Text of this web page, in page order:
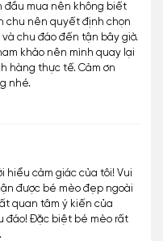
đầu mua nên không biết
chu nên quyết định chọn
chu đáo đến tận bây giờ.
khảo nên mình quay lại
hàng thực tế. Cảm ơn
nhé.
hiểu cảm giác của tôi! Vui
được bé mèo đẹp ngoài
quan tâm ý kiến của
đáo! Đặc biệt bé mèo rất